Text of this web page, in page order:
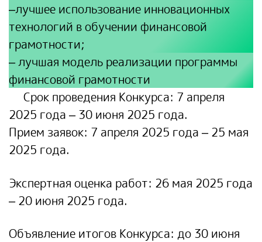
–лучшее использование инновационных
технологий в обучении финансовой
грамотности;
–лучшая модель реализации программы
финансовой грамотности
Срок проведения Конкурса: 7 апреля
2025 года – 30 июня 2025 года.
Прием заявок: 7 апреля 2025 года – 25 мая
2025 года.
Экспертная оценка работ: 26 мая 2025 года
– 20 июня 2025 года.
Объявление итогов Конкурса: до 30 июня